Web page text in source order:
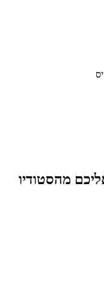
מהסטודיו